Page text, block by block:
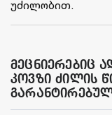
უძილობით.
მეცნიერებიც
კოვზი ძილის